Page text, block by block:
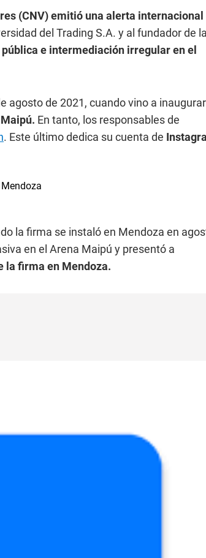
(CNV) emitió una alerta internacional
del Trading S.A. y al fundador de
e intermediación irregular en el
agosto de 2021, cuando vino a inaugurar
En tanto, los responsables de
. Este último dedica su cuenta de
la firma se instaló en Mendoza en
en el Arena Maipú y presentó a
la firma en Mendoza.